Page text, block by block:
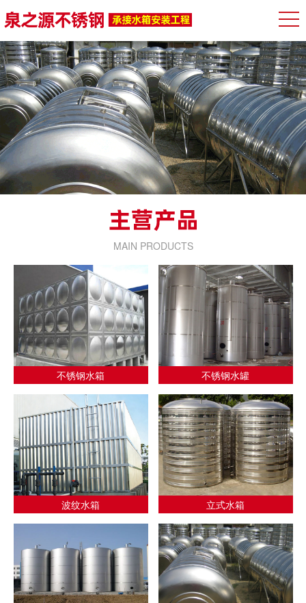
MAIN PRODUCTS
不锈钢水箱 不锈钢水罐
波纹水箱 立式水箱